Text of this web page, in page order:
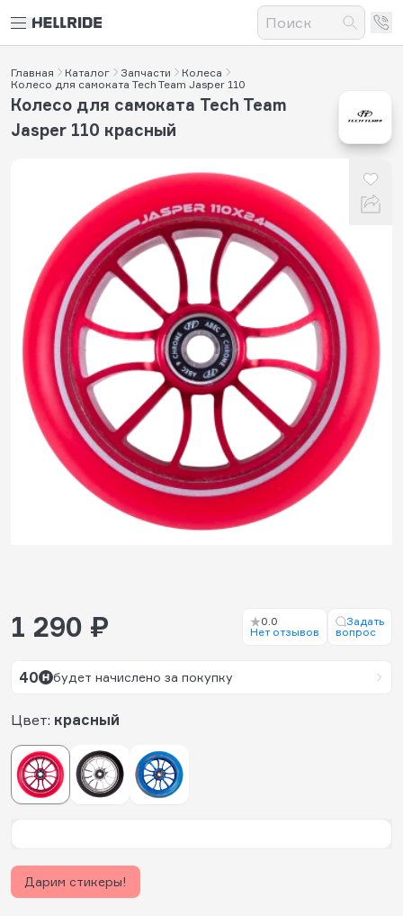
Главная Каталог Запчасти
Колеса
Колесо для самоката Tech Team Jasper 110
Колесо для самоката Tech Team
Jasper 110 красный
Цвет: красный
1 290 ₽
0.0
Нет отзывов
Задать
вопрос
40 будет начислено за покупку
Дарим стикеры!